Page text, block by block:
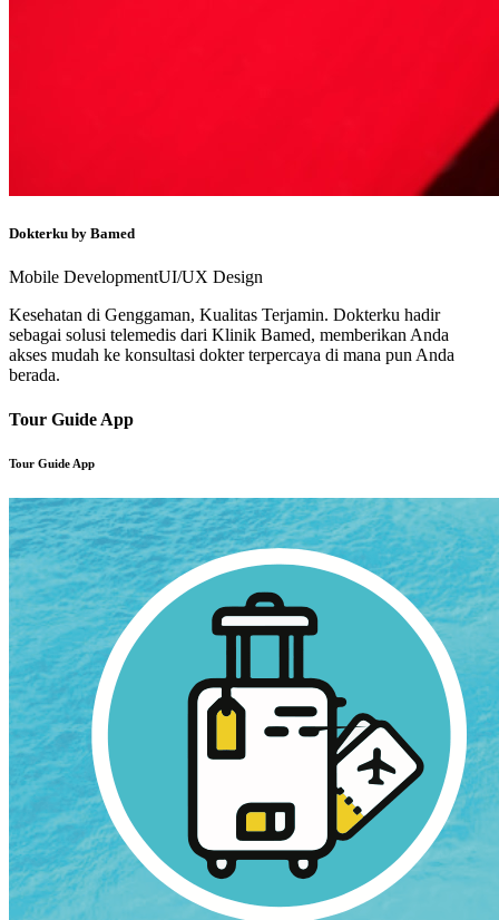
Dokterku by Bamed
Mobile DevelopmentUI/UX Design
Kesehatan di Genggaman, Kualitas Terjamin. Dokterku hadir
sebagai solusi telemedis dari Klinik Bamed, memberikan Anda
akses mudah ke konsultasi dokter terpercaya di mana pun Anda
berada.
Tour Guide App
Tour Guide App